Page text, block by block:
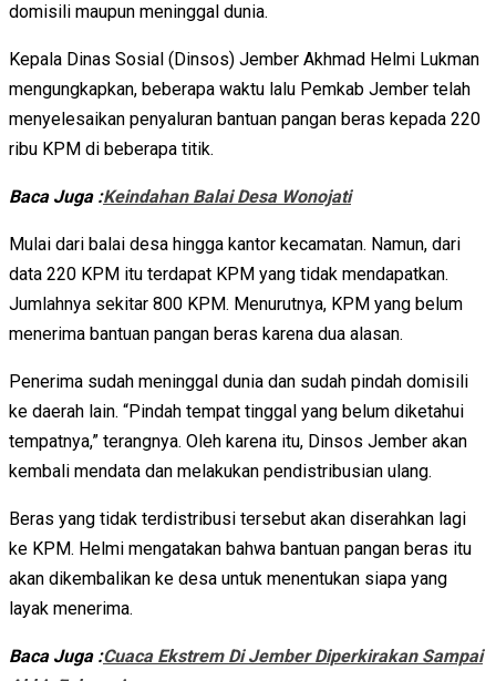
domisili maupun meninggal dunia.
Kepala Dinas Sosial (Dinsos) Jember Akhmad Helmi Lukman
mengungkapkan, beberapa waktu lalu Pemkab Jember telah
menyelesaikan penyaluran bantuan pangan beras kepada 220
ribu KPM di beberapa titik.
Baca Juga :Keindahan Balai Desa Wonojati
Mulai dari balai desa hingga kantor kecamatan. Namun, dari
data 220 KPM itu terdapat KPM yang tidak mendapatkan.
Jumlahnya sekitar 800 KPM. Menurutnya, KPM yang belum
menerima bantuan pangan beras karena dua alasan.
Penerima sudah meninggal dunia dan sudah pindah domisili
ke daerah lain. “Pindah tempat tinggal yang belum diketahui
tempatnya,” terangnya. Oleh karena itu, Dinsos Jember akan
kembali mendata dan melakukan pendistribusian ulang.
Beras yang tidak terdistribusi tersebut akan diserahkan lagi
ke KPM. Helmi mengatakan bahwa bantuan pangan beras itu
akan dikembalikan ke desa untuk menentukan siapa yang
layak menerima.
Baca Juga :Cuaca Ekstrem Di Jember Diperkirakan Sampai